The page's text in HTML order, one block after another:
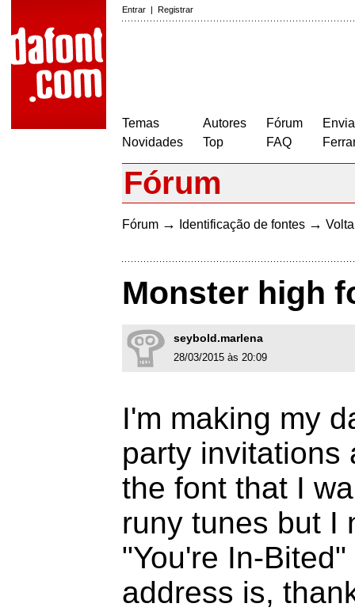
Entrar | Registrar
Temas
Novidades
Autores
Top
Fórum
FAQ
Fórum
Fórum → Identificação de fontes →
Monster high
seybold.marlena
28/03/2015 às 20:09
I'm making my
party invitations
the font that I
runy tunes but I
"You're In-
address is,